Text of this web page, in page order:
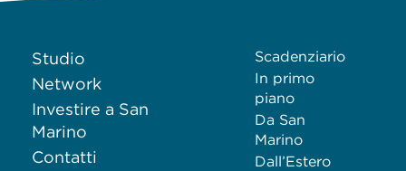
Studio
Network
Investire a San
Marino
Contatti
Scadenziario
In primo
piano
Da San
Marino
Dall’Estero